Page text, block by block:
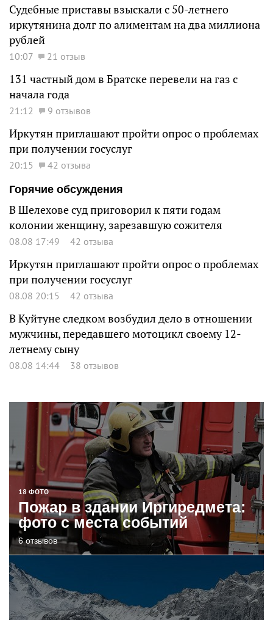
Судебные приставы взыскали с 50-летнего
иркутянина долг по алиментам на два миллиона
рублей
10:07 21 отзыв
131 частный дом в Братске перевели на газ с
начала года
21:12 9 отзывов
Иркутян приглашают пройти опрос о проблемах
при получении госуслуг
20:15
42 отзыва
Горячие обсуждения
В Шелехове суд приговорил к пяти годам
колонии женщину, зарезавшую сожителя
08.08 17:49 42 отзыва
Иркутян приглашают пройти опрос о проблемах
при получении госуслуг
08.08 20:15 42 отзыва
В Куйтуне следком возбудил дело в отношении
мужчины, передавшего мотоцикл своему 12-
летнему сыну
08.08 14:44 38 отзывов
18 ФОТО
Пожар в здании Иргиредмета:
фото с места событий
6 отзывов